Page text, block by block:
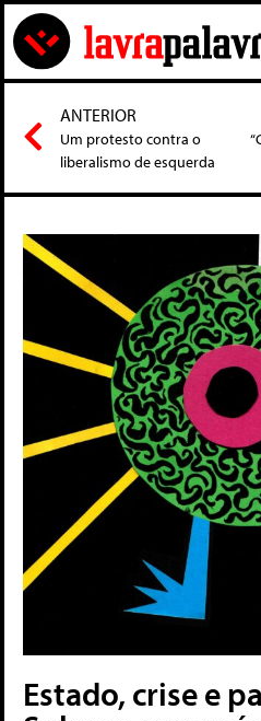
ANTERIOR
Um protesto contra o
liberalismo de esquerda
Estado, crise e